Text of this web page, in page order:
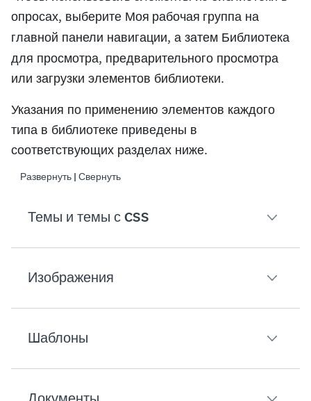
опросах, выберите Моя рабочая группа на
главной панели навигации, а затем Библиотека
для просмотра, предварительного просмотра
или загрузки элементов библиотеки.
Указания по применению элементов каждого
типа в библиотеке приведены в
соответствующих разделах ниже.
Развернуть | Свернуть
Темы и темы с CSS
Как применить групповую тему к опросу:
Выберите
Выберите тему, которую необходимо
Изображения
Как добавить изображение из библиотеки в
Шаблоны